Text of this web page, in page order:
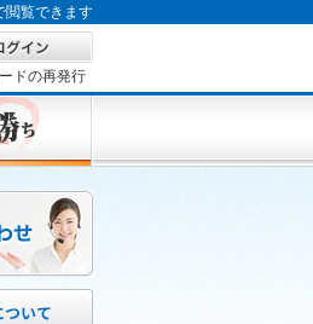
閲覧できます
ドの再発行